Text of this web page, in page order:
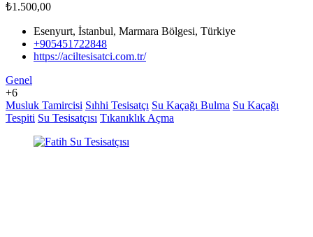
₺1.500,00
Esenyurt, İstanbul, Marmara Bölgesi, Türkiye
+905451722848
https://aciltesisatci.com.tr/
Genel
+6
Musluk Tamircisi Sıhhi Tesisatçı Su Kaçağı Bulma Su Kaçağı
Tespiti Su Tesisatçısı Tıkanıklık Açma